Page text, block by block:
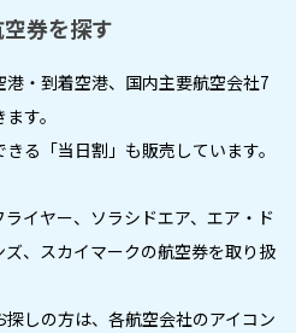
券を探す
・到着空港、国内主要航空会社7
す。
る「当日割」も販売しています。
イヤー、ソラシドエア、エア・ド
、スカイマークの航空券を取り扱
しの方は、各航空会社のアイコン